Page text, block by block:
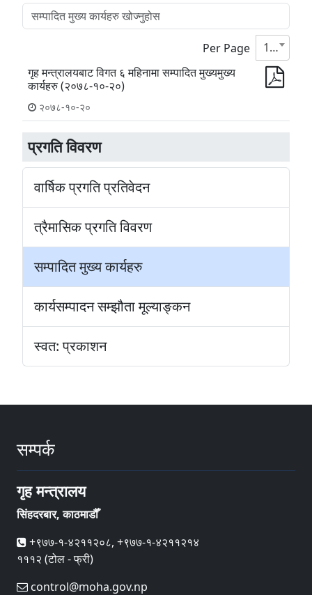
प्रगति विवरण
वार्षिक प्रगति प्रतिवेदन
त्रैमासिक प्रगति विवरण
सम्पादित मुख्य कार्यहरु
कार्यसम्पादन सम्झौता मूल्याङ्कन
स्वत: प्रकाशन
Per Page
10
गृह मन्त्रालयबाट विगत ६ महिनामा सम्पादित मुख्यमुख्य
कार्यहरु (२०७८-१०-२०)
२०७८-१०-२०
सम्पर्क
गृह मन्त्रालय
सिंहदरबार, काठमाडौँ
+९७७-१-४२११२०८, +९७७-१-४२११२१४
१११२ (टोल - फ्री)
control@moha.gov.np